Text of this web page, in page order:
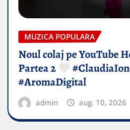
MUZICA POPULARA
Noul colaj pe YouTube
Partea 2
#AromaDigital
admin aug. 10, 2026